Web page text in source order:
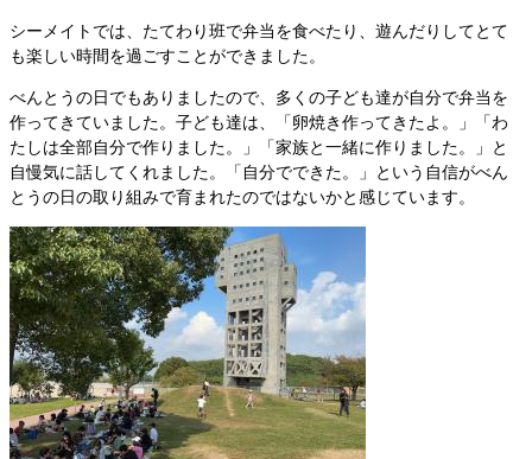
シーメイトでは、たてわり班で弁当を食べたり、遊んだりしてとて
も楽しい時間を過ごすことができました。
べんとうの日でもありましたので、多くの子ども達が自分で弁当を
作ってきていました。子ども達は、「卵焼き作ってきたよ。」「わ
たしは全部自分で作りました。」「家族と一緒に作りました。」と
自慢気に話してくれました。「自分でできた。」という自信がべん
とうの日の取り組みで育まれたのではないかと感じています。